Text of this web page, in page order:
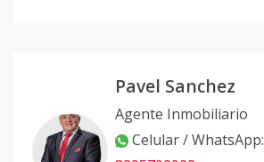
Pavel Sanchez
Agente Inmobiliario
Celular / WhatsApp: